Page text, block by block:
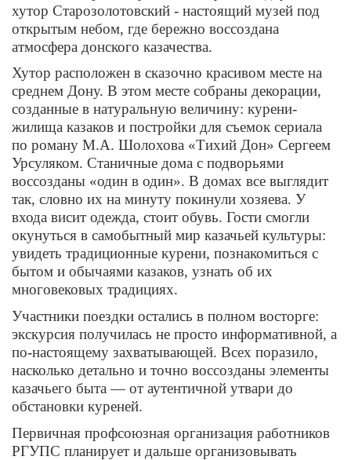
хутор Старозолотовский - настоящий музей под
открытым небом, где бережно воссоздана
атмосфера донского казачества.
Хутор расположен в сказочно красивом месте на
среднем Дону. В этом месте собраны декорации,
созданные в натуральную величину: курени-
жилища казаков и постройки для съемок сериала
по роману М.А. Шолохова «Тихий Дон» Сергеем
Урсуляком. Станичные дома с подворьями
воссозданы «один в один». В домах все выглядит
так, словно их на минуту покинули хозяева. У
входа висит одежда, стоит обувь. Гости смогли
окунуться в самобытный мир казачьей культуры:
увидеть традиционные курени, познакомиться с
бытом и обычаями казаков, узнать об их
многовековых традициях.
Участники поездки остались в полном восторге:
экскурсия получилась не просто информативной, а
по‑настоящему захватывающей. Всех поразило,
насколько детально и точно воссозданы элементы
казачьего быта — от аутентичной утвари до
обстановки куреней.
Первичная профсоюзная организация работников
РГУПС планирует и дальше организовывать